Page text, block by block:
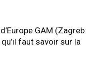
GAM (Zagreb
faut savoir sur la